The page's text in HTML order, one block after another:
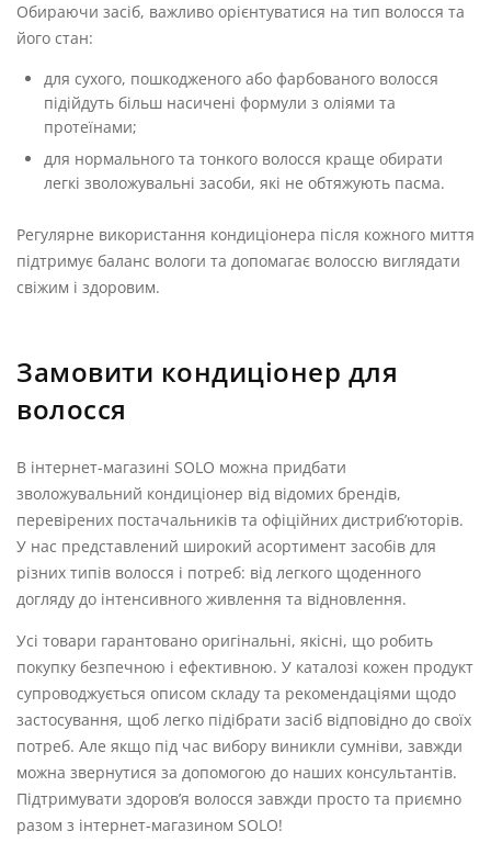
Обираючи засіб, важливо орієнтуватися на тип волосся та
його стан:
для сухого, пошкодженого або фарбованого волосся
підійдуть більш насичені формули з оліями та
протеїнами;
для нормального та тонкого волосся краще обирати
легкі зволожувальні засоби, які не обтяжують пасма.
Регулярне використання кондиціонера після кожного миття
підтримує баланс вологи та допомагає волоссю виглядати
свіжим і здоровим.
Замовити кондиціонер для
волосся
В інтернет-магазині SOLO можна придбати
зволожувальний кондиціонер від відомих брендів,
перевірених постачальників та офіційних дистриб’юторів.
У нас представлений широкий асортимент засобів для
різних типів волосся і потреб: від легкого щоденного
догляду до інтенсивного живлення та відновлення.
Усі товари гарантовано оригінальні, якісні, що робить
покупку безпечною і ефективною. У каталозі кожен продукт
супроводжується описом складу та рекомендаціями щодо
застосування, щоб легко підібрати засіб відповідно до своїх
потреб. Але якщо під час вибору виникли сумніви, завжди
можна звернутися за допомогою до наших консультантів.
Підтримувати здоров’я волосся завжди просто та приємно
разом з інтернет-магазином SOLO!